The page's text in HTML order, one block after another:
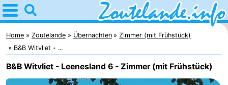
Home
Zoutelande
Tipps
Für
Home Zoutelande Übernachten
Zimmer (mit Frühstück)
B&B Witvliet - ...
B&B Witvliet - Leenesland 6 - Zimmer (mit Frühstück)